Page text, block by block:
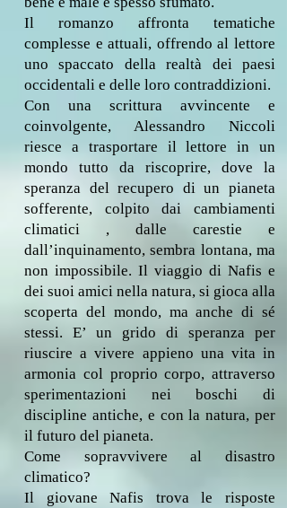
Il romanzo affronta tematiche
complesse e attuali, offrendo al lettore
uno spaccato della realtà dei paesi
occidentali e delle loro contraddizioni.
Con una scrittura avvincente e
coinvolgente, Alessandro Niccoli
riesce a trasportare il lettore in un
mondo tutto da riscoprire, dove la
speranza del recupero di un pianeta
sofferente, colpito dai cambiamenti
climatici , dalle carestie e
dall’inquinamento, sembra lontana, ma
non impossibile. Il viaggio di Nafis e
dei suoi amici nella natura, si gioca alla
scoperta del mondo, ma anche di sé
stessi. E’ un grido di speranza per
riuscire a vivere appieno una vita in
armonia col proprio corpo, attraverso
sperimentazioni nei boschi di
discipline antiche, e con la natura, per
il futuro del pianeta.
Come sopravvivere al disastro
climatico?
Il giovane Nafis trova le risposte